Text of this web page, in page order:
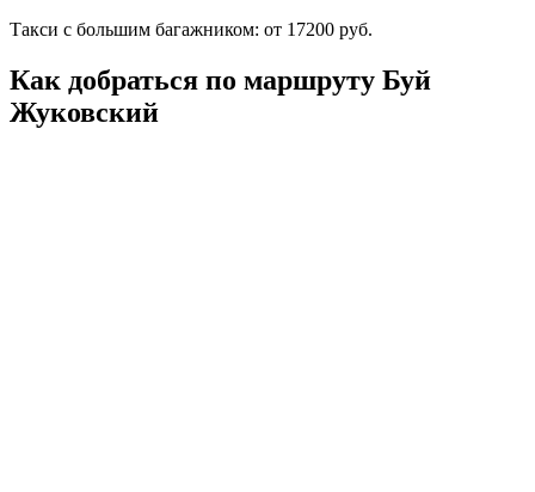
Такси с большим багажником: от 17200 руб.
Как добраться по маршруту Буй
Жуковский